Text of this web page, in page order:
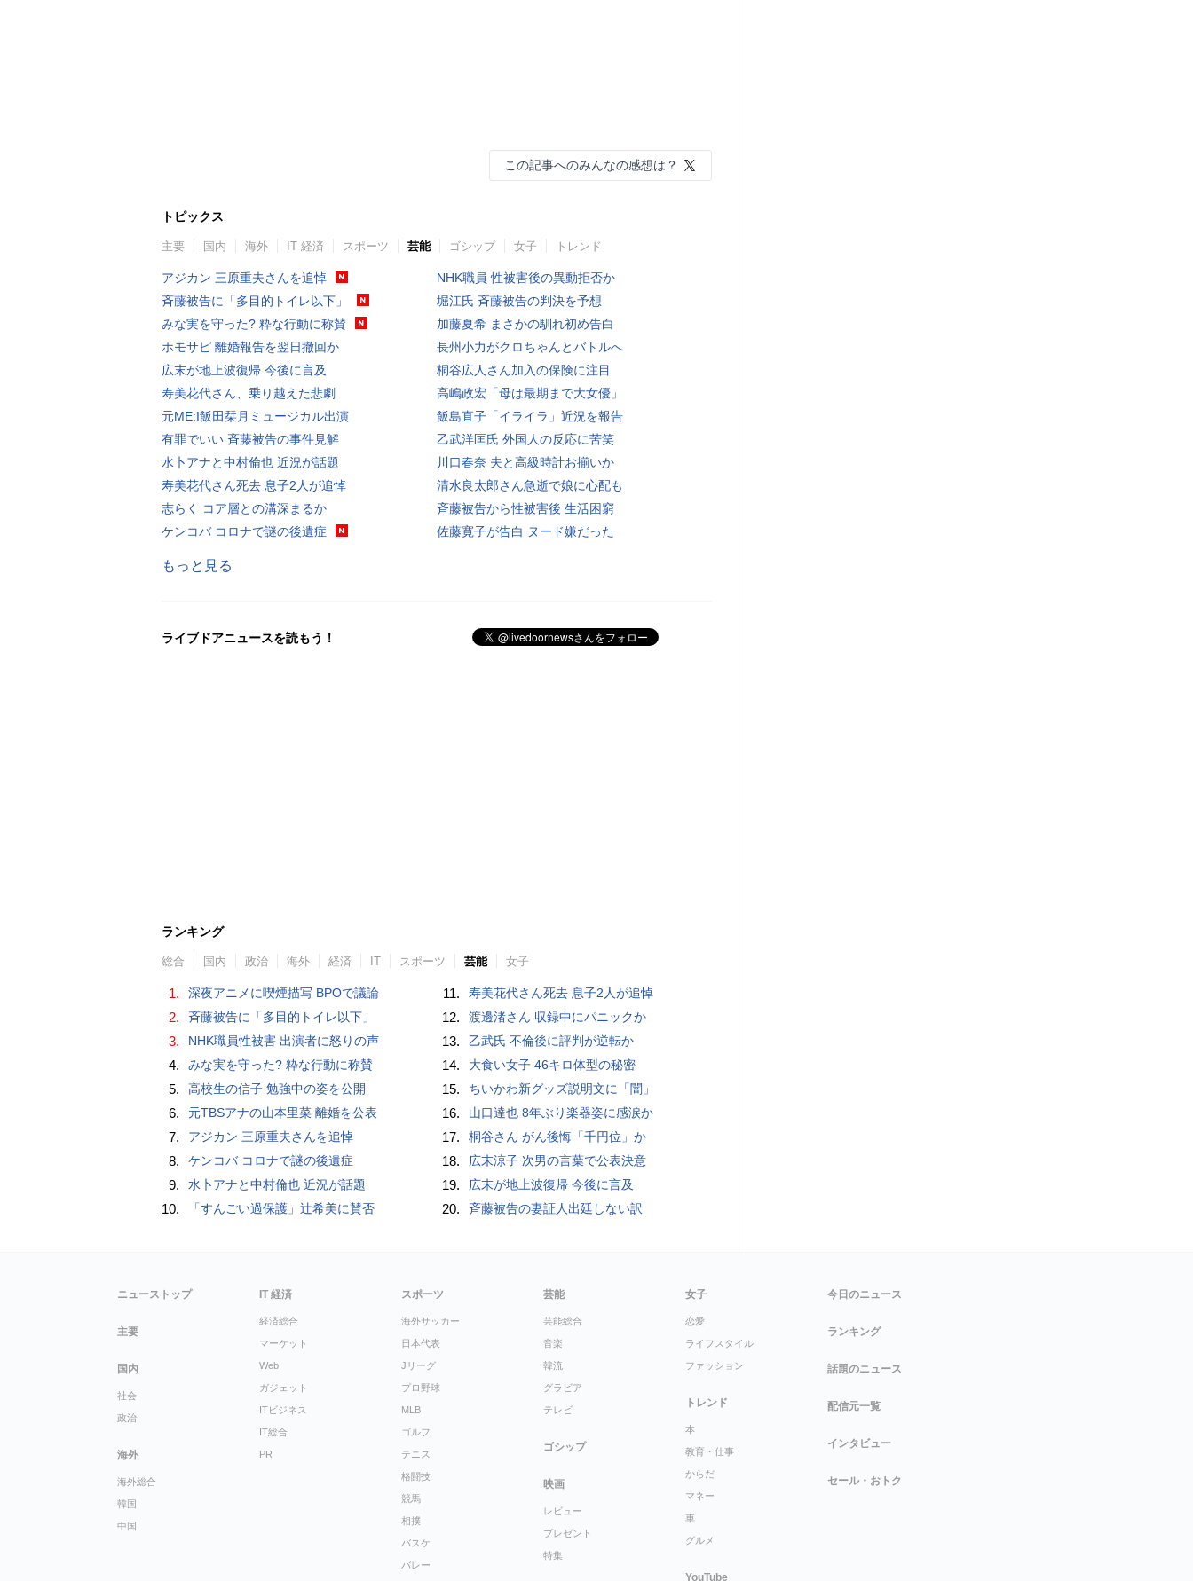
この記事へのみんなの感想は？
トピックス
主要 国内 海外 IT 経済 スポーツ 芸能 ゴシップ 女子 トレンド
アジカン 三原重夫さんを追悼
斉藤被告に「多目的トイレ以下」
みな実を守った? 粋な行動に称賛
ホモサピ 離婚報告を翌日撤回か
広末が地上波復帰 今後に言及
寿美花代さん、乗り越えた悲劇
元ME:I飯田栞月ミュージカル出演
有罪でいい 斉藤被告の事件見解
水卜アナと中村倫也 近況が話題
寿美花代さん死去 息子2人が追悼
志らく コア層との溝深まるか
ケンコバ コロナで謎の後遺症
NHK職員 性被害後の異動拒否か
堀江氏 斉藤被告の判決を予想
加藤夏希 まさかの馴れ初め告白
長州小力がクロちゃんとバトルへ
桐谷広人さん加入の保険に注目
高嶋政宏「母は最期まで大女優」
飯島直子「イライラ」近況を報告
乙武洋匡氏 外国人の反応に苦笑
川口春奈 夫と高級時計お揃いか
清水良太郎さん急逝で娘に心配も
斉藤被告から性被害後 生活困窮
佐藤寛子が告白 ヌード嫌だった
もっと見る
ライブドアニュースを読もう！
ランキング
総合 国内 政治 海外 経済 IT スポーツ 芸能 女子
1. 深夜アニメに喫煙描写 BPOで議論
2. 斉藤被告に「多目的トイレ以下」
3. NHK職員性被害 出演者に怒りの声
4. みな実を守った? 粋な行動に称賛
5. 高校生の信子 勉強中の姿を公開
6. 元TBSアナの山本里菜 離婚を公表
7. アジカン 三原重夫さんを追悼
8. ケンコバ コロナで謎の後遺症
9. 水卜アナと中村倫也 近況が話題
10. 「すんごい過保護」辻希美に賛否
11. 寿美花代さん死去 息子2人が追悼
12. 渡邊渚さん 収録中にパニックか
13. 乙武氏 不倫後に評判が逆転か
14. 大食い女子 46キロ体型の秘密
15. ちいかわ新グッズ説明文に「闇」
16. 山口達也 8年ぶり楽器姿に感涙か
17. 桐谷さん がん後悔「千円位」か
18. 広末涼子 次男の言葉で公表決意
19. 広末が地上波復帰 今後に言及
20. 斉藤被告の妻証人出廷しない訳
ニューストップ
主要
国内
社会
政治
海外
海外総合
韓国
中国
IT 経済
経済総合
マーケット
Web
ガジェット
ITビジネス
IT総合
PR
スポーツ
海外サッカー
日本代表
Jリーグ
プロ野球
MLB
ゴルフ
テニス
格闘技
競馬
相撲
バスケ
バレー
芸能
芸能総合
音楽
韓流
グラビア
テレビ
ゴシップ
映画
レビュー
プレゼント
特集
女子
恋愛
ライフスタイル
ファッション
トレンド
本
教育・仕事
からだ
マネー
車
グルメ
YouTube
今日のニュース
ランキング
話題のニュース
配信元一覧
インタビュー
セール・おトク